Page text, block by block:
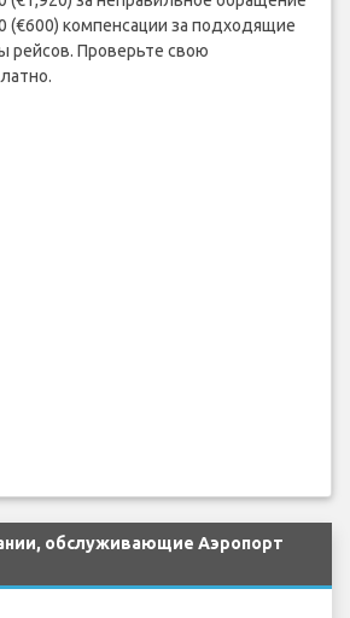
(€600) компенсации за подходящие
рейсов. Проверьте свою
обслуживающие Аэропорт